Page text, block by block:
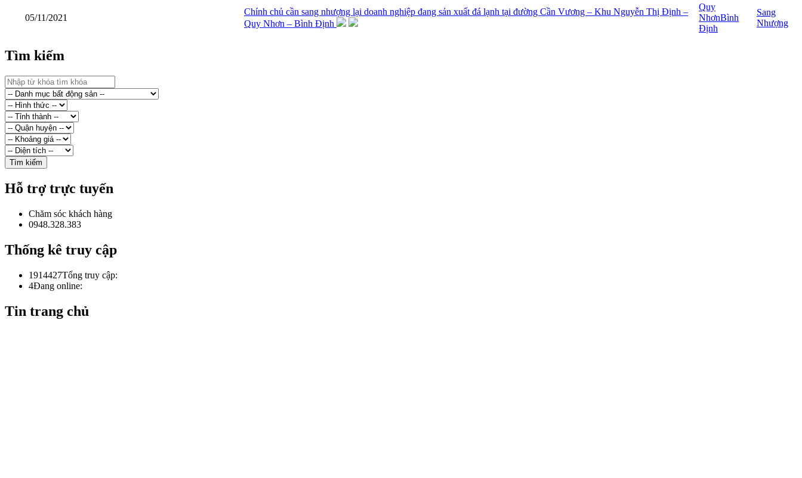
05/11/2021
Chính chủ cần sang nhượng lại doanh nghiệp đang sản xuất đá lạnh tại đường Cần Vương – Khu Nguyễn Thị Định –
Quy Nhơn – Bình Định
Quy
NhơnBình
Định
Sang
Nhượng
Tìm kiếm
Hỗ trợ trực tuyến
Chăm sóc khách hàng
0948.328.383
Thống kê truy cập
1914427Tổng truy cập:
4Đang online:
Tin trang chủ